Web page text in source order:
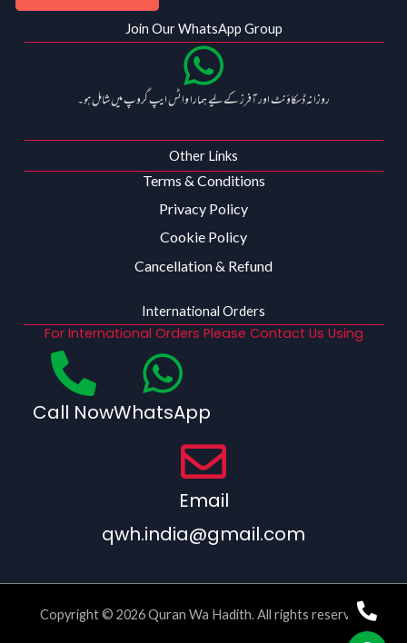
Join Our WhatsApp Group
روزانہ ڈسکاؤنٹ اور آفرز کے لیے ہمارا واٹس ایپ گروپ میں شامل ہو۔
Other Links
Terms & Conditions
Privacy Policy
Cookie Policy
Cancellation & Refund
International Orders
For International Orders Please Contact Us Using
Call NowWhatsApp
Email
qwh.india@gmail.com
Copyright © 2026 Quran Wa Hadith. All rights reserved.